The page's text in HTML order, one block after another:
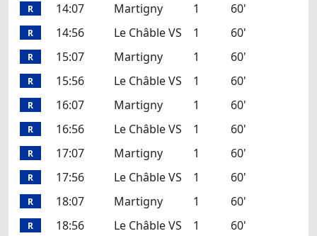
R 14:07 Martigny 1 60'
R 14:56 Le Châble VS 1 60'
R 15:07 Martigny 1 60'
R 15:56 Le Châble VS 1 60'
R 16:07 Martigny 1 60'
R 16:56 Le Châble VS 1 60'
R 17:07 Martigny 1 60'
R 17:56 Le Châble VS 1 60'
R 18:07 Martigny 1 60'
R 18:56 Le Châble VS 1 60'